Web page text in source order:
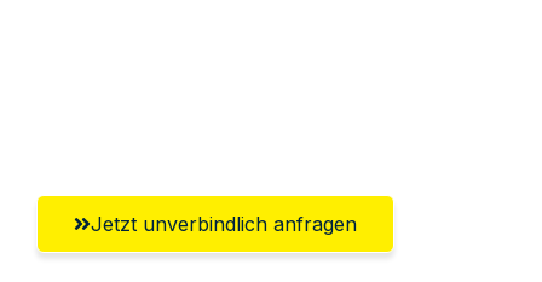
Jetzt unverbindlich anfragen